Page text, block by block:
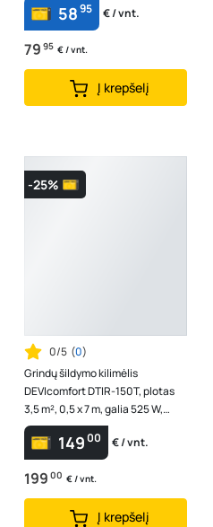
5895 € / vnt.
79 95 € / vnt.
Į krepšelį
-25%
0/5 (0)
Grindų šildymo kilimėlis
DEVIcomfort DTIR-150T, plotas
3,5 m², 0,5 x 7 m, galia 525 W,
83030572
14900 € / vnt.
199 00 € / vnt.
Į krepšelį